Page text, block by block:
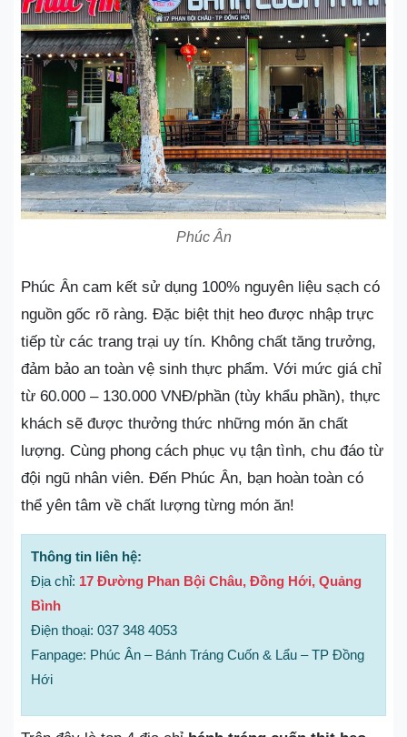
Phúc Ân
Phúc Ân cam kết sử dụng 100% nguyên liệu sạch có
nguồn gốc rõ ràng. Đặc biệt thịt heo được nhập trực
tiếp từ các trang trại uy tín. Không chất tăng trưởng,
đảm bảo an toàn vệ sinh thực phẩm. Với mức giá chỉ
từ 60.000 – 130.000 VNĐ/phần (tùy khẩu phần), thực
khách sẽ được thưởng thức những món ăn chất
lượng. Cùng phong cách phục vụ tận tình, chu đáo từ
đội ngũ nhân viên. Đến Phúc Ân, bạn hoàn toàn có
thể yên tâm về chất lượng từng món ăn!
Thông tin liên hệ:
Địa chỉ: 17 Đường Phan Bội Châu, Đồng Hới, Quảng
Bình
Điện thoại: 037 348 4053
Fanpage: Phúc Ân – Bánh Tráng Cuốn & Lẩu – TP Đồng
Hới